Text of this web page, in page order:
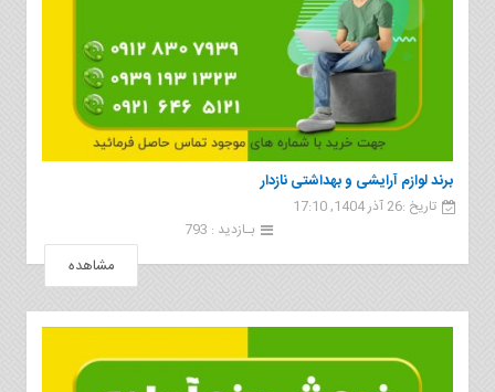
برند لوازم آرایشی و بهداشتی نازدار
تاریخ :26 آذر 1404, 17:10
بـازدید : 793
مشاهده